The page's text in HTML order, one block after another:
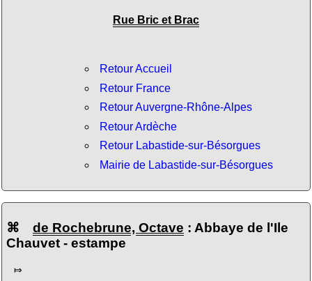
Rue Bric et Brac
Retour Accueil
Retour France
Retour Auvergne-Rhône-Alpes
Retour Ardèche
Retour Labastide-sur-Bésorgues
Mairie de Labastide-sur-Bésorgues
⌘ de Rochebrune, Octave : Abbaye de l'Ile
Chauvet - estampe
⤇